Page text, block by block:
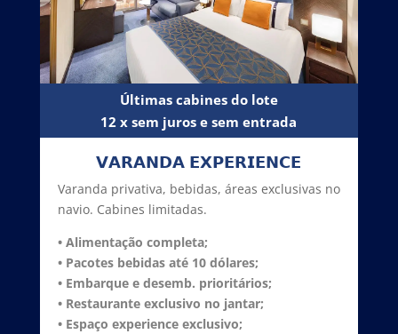
Últimas cabines do lote
12 x sem juros e sem entrada
𝗩𝗔𝗥𝗔𝗡𝗗𝗔 𝗘𝗫𝗣𝗘𝗥𝗜𝗘𝗡𝗖𝗘
Varanda privativa, bebidas, áreas exclusivas no
navio. Cabines limitadas.
• Alimentação completa;
• Pacotes bebidas até 10 dólares;
• Embarque e desemb. prioritários;
• Restaurante exclusivo no jantar;
• Espaço experience exclusivo;